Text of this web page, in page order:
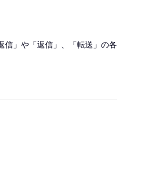
信」や「返信」、「転送」の各